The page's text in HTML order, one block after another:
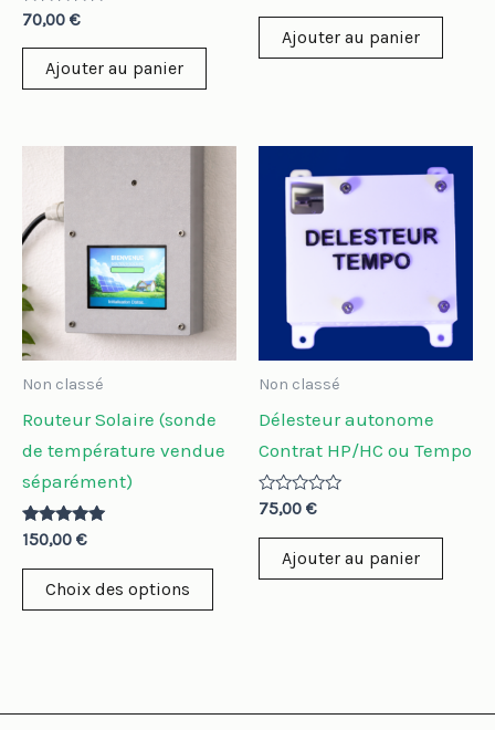
Note
sur
70,00 €
Ajouter au panier
sur
Ajouter au panier
Non classé
Routeur Solaire (sonde
de température vendue
séparément)
Note
4.86
sur 5
150,00 €
Choix des options
options
peuventNon classé
Délesteur autonome
Contrat HP/HC ou Tempo
Note
sur
75,00 €
Ajouter au panier